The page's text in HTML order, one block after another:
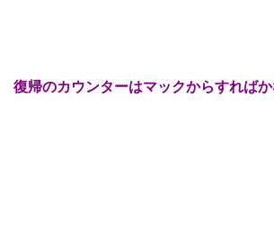
復帰のカウンターはマックからすれば